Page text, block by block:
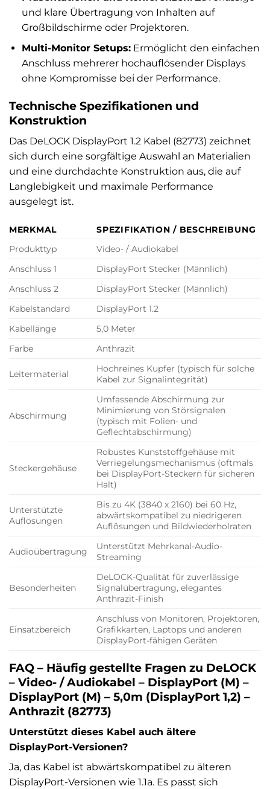
und klare Übertragung von Inhalten auf
Großbildschirme oder Projektoren.
Multi-Monitor Setups:Ermöglicht den einfachen
Anschluss mehrerer hochauflösender Displays
ohne Kompromisse bei der Performance.
Technische Spezifikationen und
Konstruktion
Das DeLOCK DisplayPort 1.2 Kabel (82773) zeichnet
sich durch eine sorgfältige Auswahl an Materialien
und eine durchdachte Konstruktion aus, die auf
Langlebigkeit und maximale Performance
ausgelegt ist.
MERKMAL
SPEZIFIKATION / BESCHREIBUNG
Produkttyp
Video- / Audiokabel
Anschluss 1
DisplayPort Stecker (Männlich)
Anschluss 2
DisplayPort Stecker (Männlich)
Kabelstandard
DisplayPort 1.2
Kabellänge
5,0 Meter
Farbe
Anthrazit
Leitermaterial
Hochreines Kupfer (typisch für solche
Kabel zur Signalintegrität)
Abschirmung
Umfassende Abschirmung zur
Minimierung von Störsignalen
(typisch mit Folien- und
Geflechtabschirmung)
Steckergehäuse
Robustes Kunststoffgehäuse mit
Verriegelungsmechanismus (oftmals
bei DisplayPort-Steckern für sicheren
Halt)
Unterstützte
Auflösungen
Bis zu 4K (3840 x 2160) bei 60 Hz,
abwärtskompatibel zu niedrigeren
Auflösungen und Bildwiederholraten
Audioübertragung
Unterstützt Mehrkanal-Audio-
Streaming
Besonderheiten
DeLOCK-Qualität für zuverlässige
Signalübertragung, elegantes
Anthrazit-Finish
Einsatzbereich
Anschluss von Monitoren, Projektoren,
Grafikkarten, Laptops und anderen
DisplayPort-fähigen Geräten
FAQ – Häufig gestellte Fragen zu DeLOCK
– Video- / Audiokabel – DisplayPort (M) –
DisplayPort (M) – 5,0m (DisplayPort 1,2) –
Anthrazit (82773)
Unterstützt dieses Kabel auch ältere
DisplayPort-Versionen?
Ja, das Kabel ist abwärtskompatibel zu älteren
DisplayPort-Versionen wie 1.1a. Es passt sich